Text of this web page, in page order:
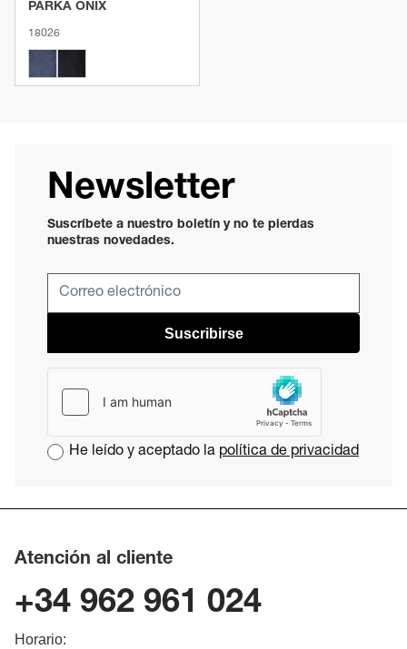
PARKA ONIX
18026
Newsletter
Suscríbete a nuestro boletín y no te pierdas
nuestras novedades.
Suscribirse
He leído y aceptado la política de privacidad
Atención al cliente
+34 962 961 024
Horario: